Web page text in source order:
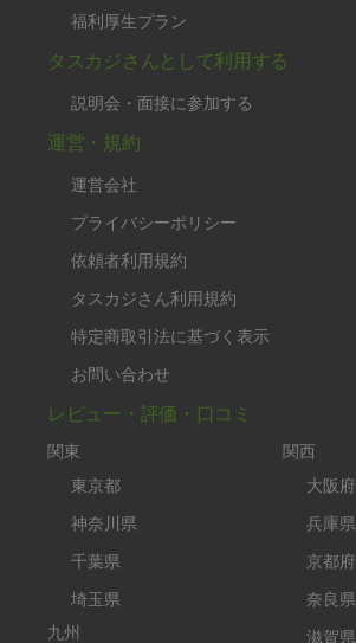
福利厚生プラン
タスカジさんとして利用する
説明会・面接に参加する
運営・規約
運営会社
プライバシーポリシー
依頼者利用規約
タスカジさん利用規約
特定商取引法に基づく表示
お問い合わせ
レビュー・評価・口コミ
関東
東京都
神奈川県
千葉県
埼玉県
九州
関西
大阪府
兵庫県
京都府
奈良県
滋賀県